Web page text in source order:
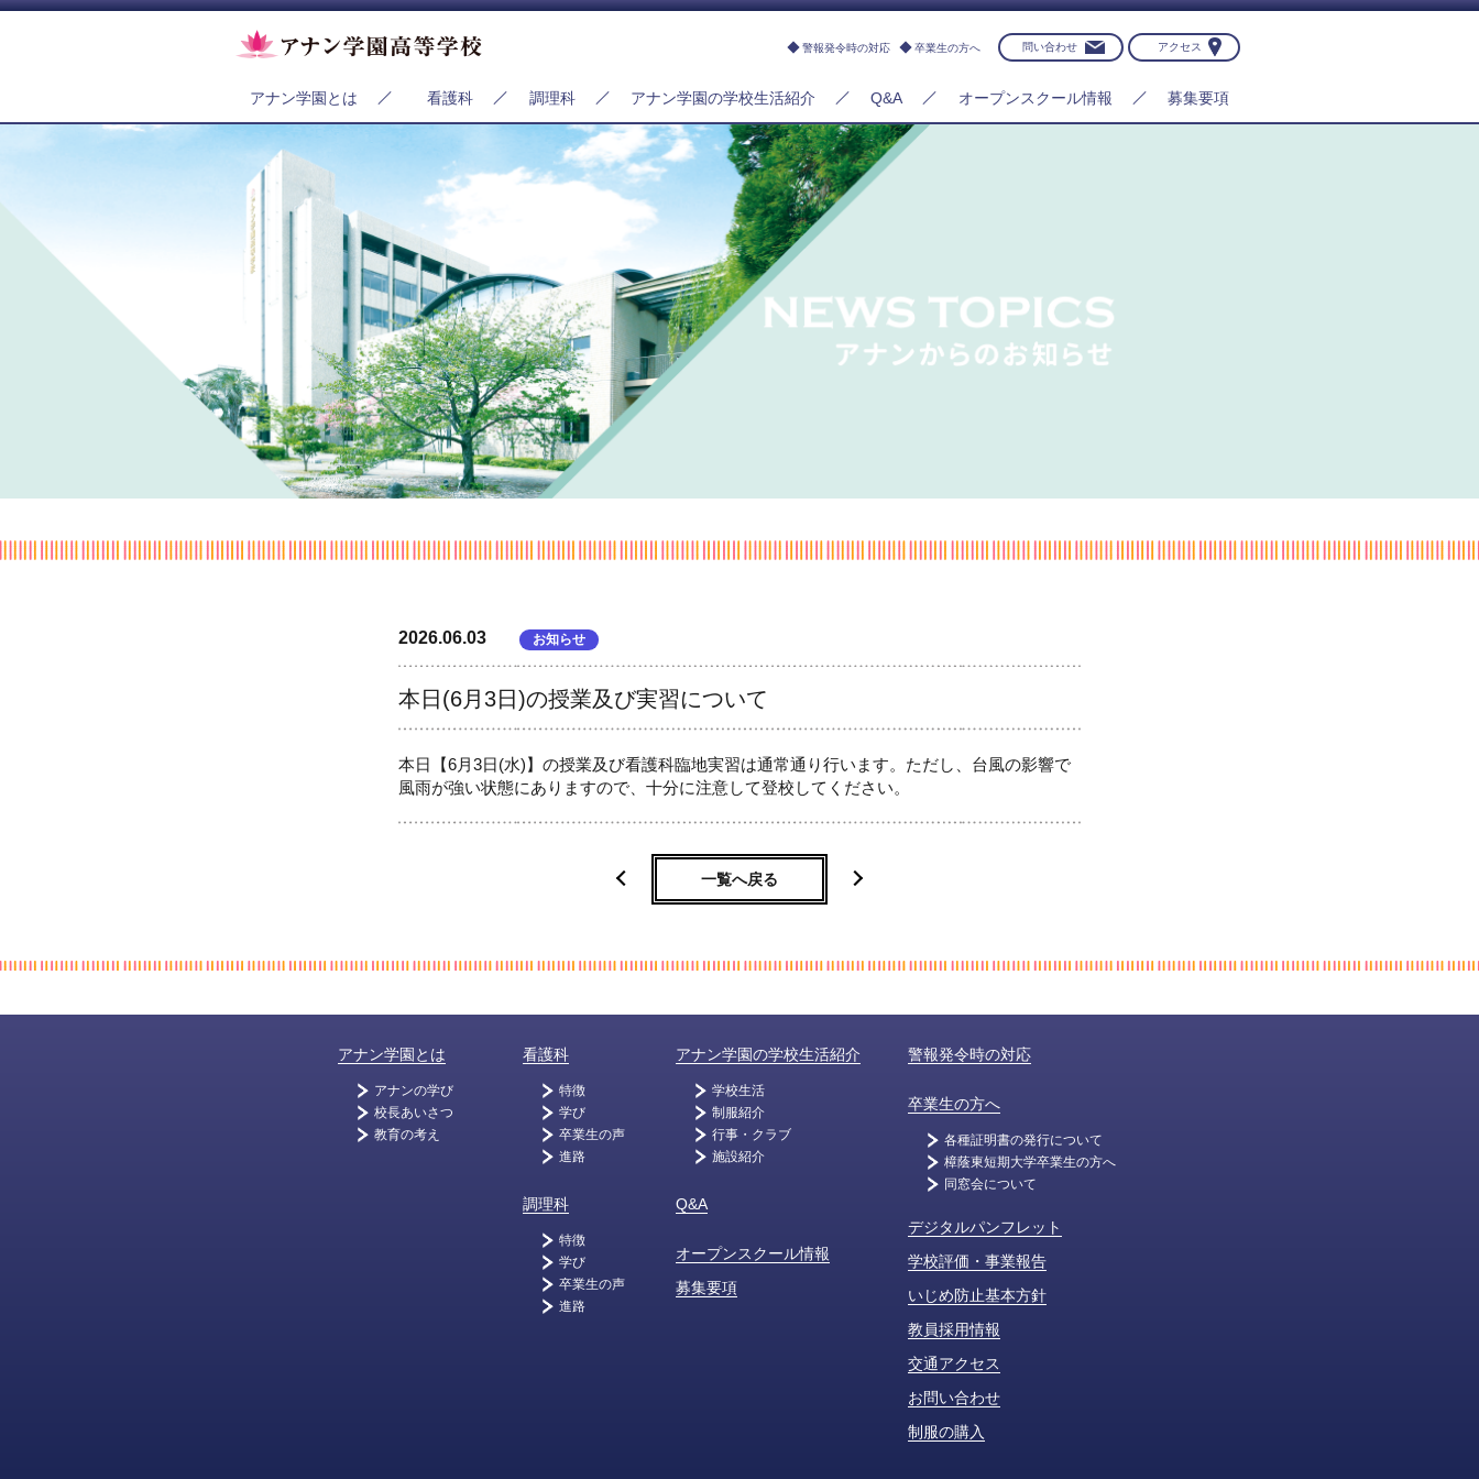
問い合わせ アクセス
アナン学園とは 看護科 調理科 アナン学園の学校生活紹介 Q&A オープンスクール情報 募集要項
警報発令時の対応 卒業生の方へ
2026.06.03 お知らせ
本日(6月3日)の授業及び実習について
本日【6月3日(水)】の授業及び看護科臨地実習は通常通り行います。ただし、台風の影響で
風雨が強い状態にありますので、十分に注意して登校してください。
一覧へ戻る
アナン学園とは
アナンの学び
校長あいさつ
教育の考え
看護科
特徴
学び
卒業生の声
進路
調理科
特徴
学び
卒業生の声
進路
アナン学園の学校生活紹介
学校生活
制服紹介
行事・クラブ
施設紹介
Q&A
オープンスクール情報
募集要項
警報発令時の対応
卒業生の方へ
各種証明書の発行について
樟蔭東短期大学卒業生の方へ
同窓会について
デジタルパンフレット
学校評価・事業報告
いじめ防止基本方針
教員採用情報
交通アクセス
お問い合わせ
制服の購入